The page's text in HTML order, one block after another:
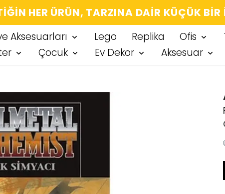
HER ÜRÜN, TARZINA DAIR KÜÇÜK
Aksesuarları Lego Replika Ofis
Çocuk Ev Dekor Aksesuar